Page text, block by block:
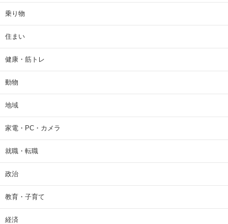
乗り物
住まい
健康・筋トレ
動物
地域
家電・PC・カメラ
就職・転職
政治
教育・子育て
経済